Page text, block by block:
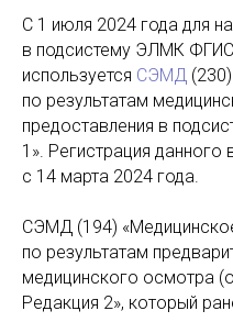
С 1 июля 2024 года для
в подсистему ЭЛМК
используется СЭМД
по результатам
предоставления в
1». Регистрация
с 14 марта 2024 года.
СЭМД (194)
по результатам
медицинского осмотра
Редакция 2», который